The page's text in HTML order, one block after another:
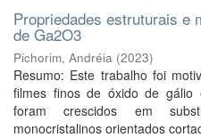
Propriedades estruturais e
de Ga2O3
Pichorim, Andréia (2023)
Resumo: Este trabalho foi
filmes finos de óxido de gálio
foram crescidos em
monocristalinos orientados